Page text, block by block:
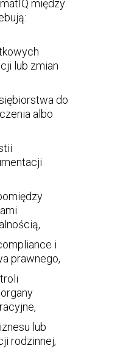
między
lub zmian
do
albo
i
prawnego,
lub
rodzinnej,